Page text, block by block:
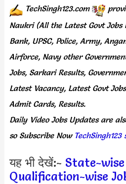
TechSingh123.com
Naukri (All the Latest Govt Jobs
Bank, UPSC, Police, Army,
Airforce, Navy other
Jobs, Sarkari Results,
Latest Vacancy, Latest Govt
Admit Cards, Results.
Daily Video Jobs Updates are
so Subscribe Now
यह भी देखें:- State-wise
Qualification-wise